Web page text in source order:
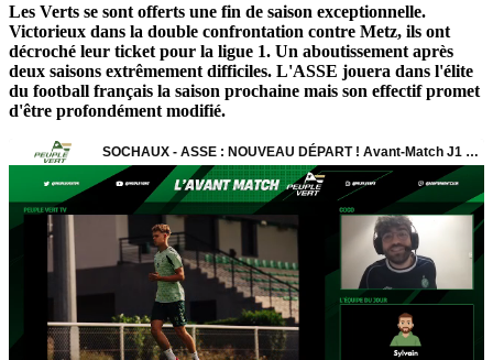
Les Verts se sont offerts une fin de saison exceptionnelle.
Victorieux dans la double confrontation contre Metz, ils ont
décroché leur ticket pour la ligue 1. Un aboutissement après
deux saisons extrêmement difficiles. L'ASSE jouera dans l'élite
du football français la saison prochaine mais son effectif promet
d'être profondément modifié.